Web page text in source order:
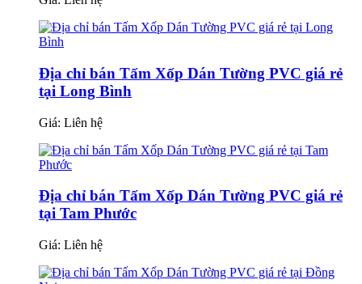
Địa chỉ bán Tấm Xốp Dán Tường PVC giá rẻ
tại Long Bình
Giá: Liên hệ
Địa chỉ bán Tấm Xốp Dán Tường PVC giá rẻ
tại Tam Phước
Giá: Liên hệ